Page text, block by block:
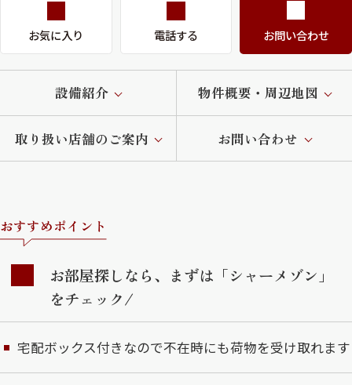
お気に入り 電話する お問い合わせ
設備紹介 物件概要・周辺地図
取り扱い店舗のご案内 お問い合わせ
おすすめポイント
お部屋探しなら、まずは「シャーメゾン」
をチェック/
宅配ボックス付きなので不在時にも荷物を受け取れます